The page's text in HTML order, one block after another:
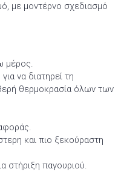
με μοντέρνο σχεδιασμό
μέρος.
να διατηρεί τη
θερμοκρασία όλων των
και πιο ξεκούραστη
στήριξη παγουριού.